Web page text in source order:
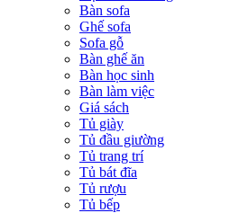
Bàn sofa
Ghế sofa
Sofa gỗ
Bàn ghế ăn
Bàn học sinh
Bàn làm việc
Giá sách
Tủ giày
Tủ đầu giường
Tủ trang trí
Tủ bát đĩa
Tủ rượu
Tủ bếp